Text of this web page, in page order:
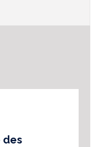
des